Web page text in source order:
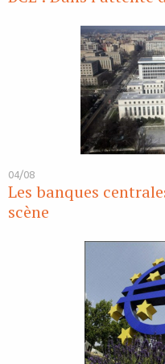
04/08
Les banques
scène